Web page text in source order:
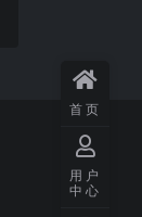
首页
用户
中心